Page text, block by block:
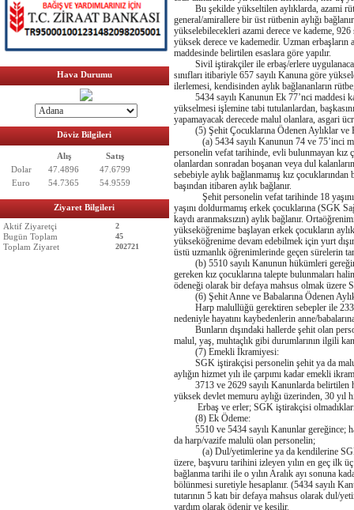
Hava Durumu
Döviz Bilgileri
Alış
Satış
Dolar
47.4896
47.6799
Euro
54.7365 54.9559
Ziyaret Bilgileri
Aktif Ziyaretçi
2
Bugün Toplam 45
Toplam Ziyaret 202721
Bu şekilde yükseltilen aylıklarda, azami
general/amirallere bir üst rütbenin aylığı
yükselebilecekleri azami derece ve kademe,
yüksek derece ve kademedir. Uzman
maddesinde belirtilen esaslara göre yapılır.
Sivil iştirakçiler ile erbaş/erlere uygulanacak
sınıfları itibariyle 657 sayılı Kanuna göre
ilerlemesi, kendisinden aylık bağlananların
5434 sayılı Kanunun Ek 77’nci maddesi
yükselmesi işlemine tabi tutulanlardan,
yapamayacak derecede malul olanlara, asgari
(5) Şehit Çocuklarına Ödenen Aylıklar ve
(a) 5434 sayılı Kanunun 74 ve 75’inci
personelin vefat tarihinde, evli bulunmayan kız
olanlardan sonradan boşanan veya dul
sebebiyle aylık bağlanmamış kız
başından itibaren aylık bağlanır.
Şehit personelin vefat tarihinde 18 yaşını,
yaşını doldurmamış erkek çocuklarına (SGK
kaydı aranmaksızın) aylık bağlanır.
yükseköğrenime başlayan erkek çocukların
yükseköğrenime devam edebilmek için yurt
üstü uzmanlık öğrenimlerinde geçen sürelerin
(b) 5510 sayılı Kanunun hükümleri
gereken kız çocuklarına talepte bulunmaları
ödeneği olarak bir defaya mahsus olmak üzere
(6) Şehit Anne ve Babalarına Ödenen
Harp malullüğü gerektiren sebepler ile 2330
nedeniyle hayatını kaybedenlerin anne/
Bunların dışındaki hallerde şehit olan
malul, yaş, muhtaçlık gibi durumlarının ilgili
(7) Emekli İkramiyesi:
SGK iştirakçisi personelin şehit ya da malul
aylığın hizmet yılı ile çarpımı kadar emekli
3713 ve 2629 sayılı Kanunlarda belirtilen
yüksek devlet memuru aylığı üzerinden, 30
Erbaş ve erler; SGK iştirakçisi
(8) Ek Ödeme:
5510 ve 5434 sayılı Kanunlar gereğince;
da harp/vazife malulü olan personelin;
(a) Dul/yetimlerine ya da kendilerine SGK
üzere, başvuru tarihini izleyen yılın en geç ilk
bağlanma tarihi ile o yılın Aralık ayı sonuna
bölünmesi suretiyle hesaplanır. (5434 sayılı
tutarının 5 katı bir defaya mahsus olarak dul/
yardım olarak ödenir ve kesilir.